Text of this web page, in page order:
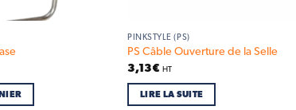
PINKSTYLE (PS)
PS Câble Ouverture de la Selle
3,13€ HT
LIRE LA SUITE